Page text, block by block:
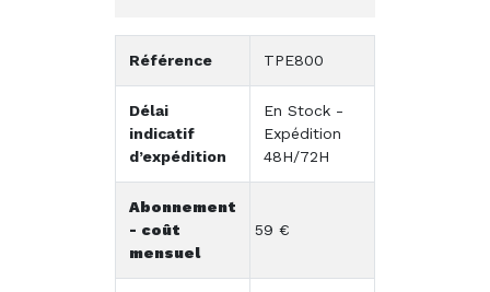
Référence TPE800
Délai
indicatif
d’expédition
En Stock -
Expédition
48H/72H
Abonnement
- coût
mensuel
59 €